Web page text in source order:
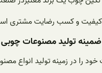
کیفیت و کسب رضایت مشتری
تولید مصنوعات چوبی